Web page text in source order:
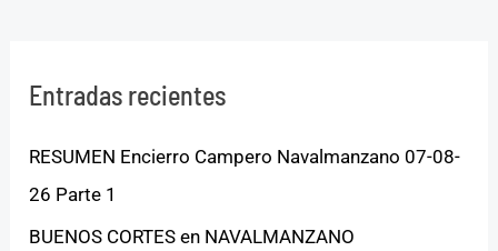
Entradas recientes
RESUMEN Encierro Campero Navalmanzano 07-08-
26 Parte 1
BUENOS CORTES en NAVALMANZANO